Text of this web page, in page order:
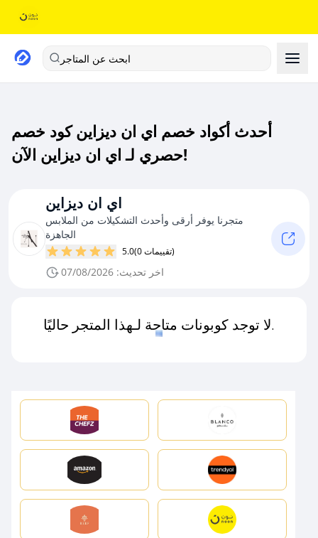
ابحث عن المتاجر
أحدث أكواد خصم اي ان ديزاين كود خصم
حصري لـ اي ان ديزاين الآن!
اي ان ديزاين
متجرنا يوفر أرقى وأحدث التشكيلات من الملابس
الجاهزة
5.0 (0 تقييمات)
اخر تحديث: 07/08/2026
لا توجد كوبونات متاحة لـهذا المتجر حاليًا.